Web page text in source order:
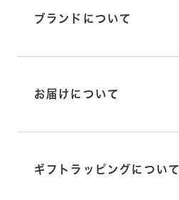
ブランドについて
お届けについて
ギフトラッピングについて